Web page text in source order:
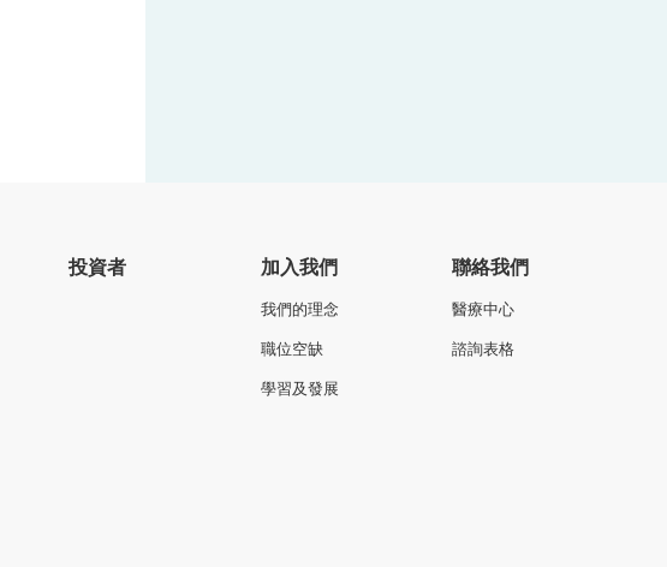
投資者 加入我們
我們的理念
職位空缺
學習及發展
聯絡我們
醫療中心
諮詢表格